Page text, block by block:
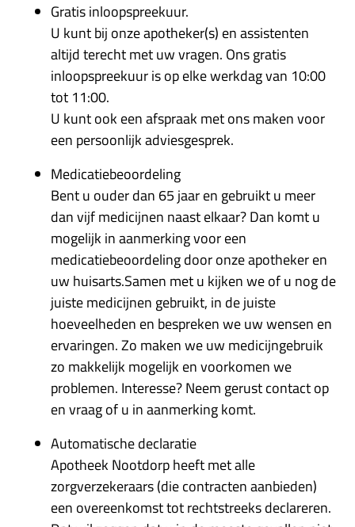
Gratis inloopspreekuur.
U kunt bij onze apotheker(s) en assistenten
altijd terecht met uw vragen. Ons gratis
inloopspreekuur is op elke werkdag van 10:00
tot 11:00.
U kunt ook een afspraak met ons maken voor
een persoonlijk adviesgesprek.
Medicatiebeoordeling
Bent u ouder dan 65 jaar en gebruikt u meer
dan vijf medicijnen naast elkaar? Dan komt u
mogelijk in aanmerking voor een
medicatiebeoordeling door onze apotheker en
uw huisarts.Samen met u kijken we of u nog de
juiste medicijnen gebruikt, in de juiste
hoeveelheden en bespreken we uw wensen en
ervaringen. Zo maken we uw medicijngebruik
zo makkelijk mogelijk en voorkomen we
problemen. Interesse? Neem gerust contact op
en vraag of u in aanmerking komt.
Automatische declaratie
Apotheek Nootdorp heeft met alle
zorgverzekeraars (die contracten aanbieden)
een overeenkomst tot rechtstreeks declareren.